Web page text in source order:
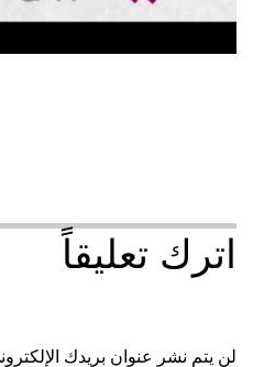
اترك تعليقاً
لن يتم نشر عنوان بريدك